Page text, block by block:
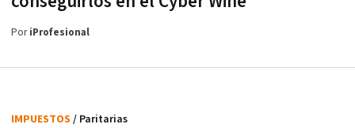
PoriProfesional
IMPUESTOS / Paritarias